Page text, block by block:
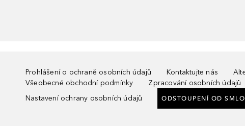
Prohlášení o ochraně osobních údajů Kontaktujte nás
Všeobecné obchodní podmínky
Zpracování osobních údajů
Nastavení ochrany osobních údajů
ODSTOUPENÍ OD